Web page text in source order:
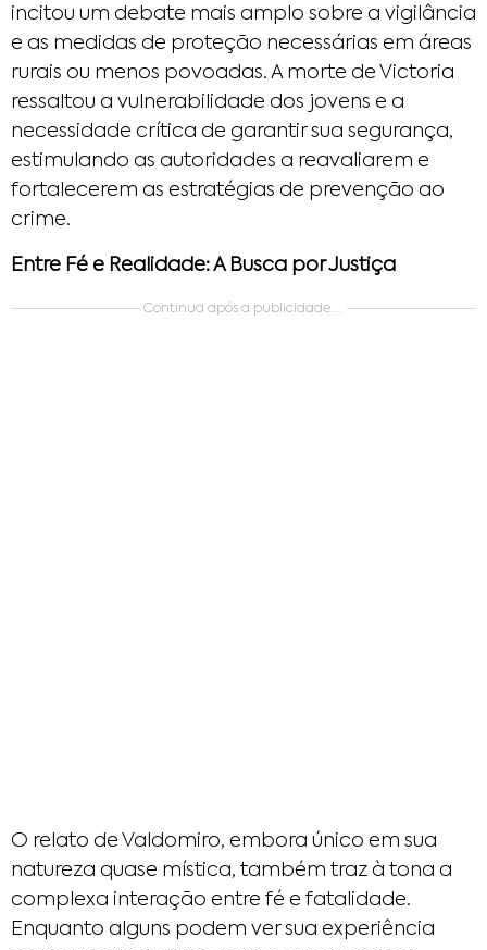
incitou um debate mais amplo sobre a vigilância
e as medidas de proteção necessárias em áreas
rurais ou menos povoadas. A morte de Victoria
ressaltou a vulnerabilidade dos jovens e a
necessidade crítica de garantir sua segurança,
estimulando as autoridades a reavaliarem e
fortalecerem as estratégias de prevenção ao
crime.
Entre Fé e Realidade: A Busca por Justiça
Continua após a publicidade....
O relato de Valdomiro, embora único em sua
natureza quase mística, também traz à tona a
complexa interação entre fé e fatalidade.
Enquanto alguns podem ver sua experiência